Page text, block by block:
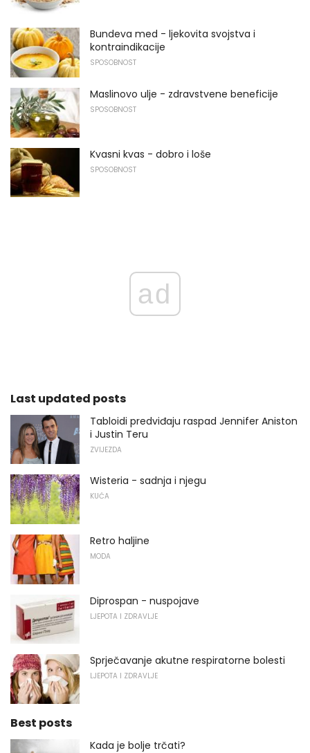
Bundeva med - ljekovita svojstva i
kontraindikacije
SPOSOBNOST
Maslinovo ulje - zdravstvene beneficije
SPOSOBNOST
Kvasni kvas - dobro i loše
SPOSOBNOST
ad
Last updated posts
Tabloidi predviđaju raspad Jennifer Aniston
i Justin Teru
ZVIJEZDA
Wisteria - sadnja i njegu
KUĆA
Retro haljine
MODA
Diprospan - nuspojave
LJEPOTA I ZDRAVLJE
Sprječavanje akutne respiratorne bolesti
LJEPOTA I ZDRAVLJE
Best posts
Kada je bolje trčati?